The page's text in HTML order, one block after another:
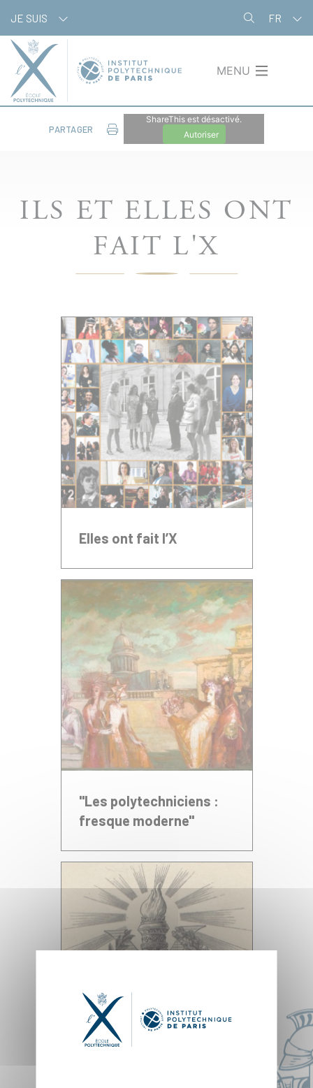
au
contenu
principal
JE SUIS FR
MENU
PARTAGER
ShareThis est désactivé.
Autoriser
ILS ET ELLES ONT
FAIT L'X
Elles ont fait l’X
"Les polytechniciens :
fresque moderne"